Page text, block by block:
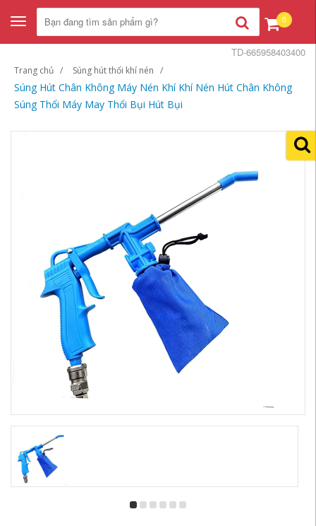
Toggle
navigation
0
Trang chủ Súng hút thổi khí nén
Súng Hút Chân Không Máy Nén Khí Khí Nén Hút Chân Không
Súng Thổi Máy May Thổi Bụi Hút Bụi
TD-665958403400